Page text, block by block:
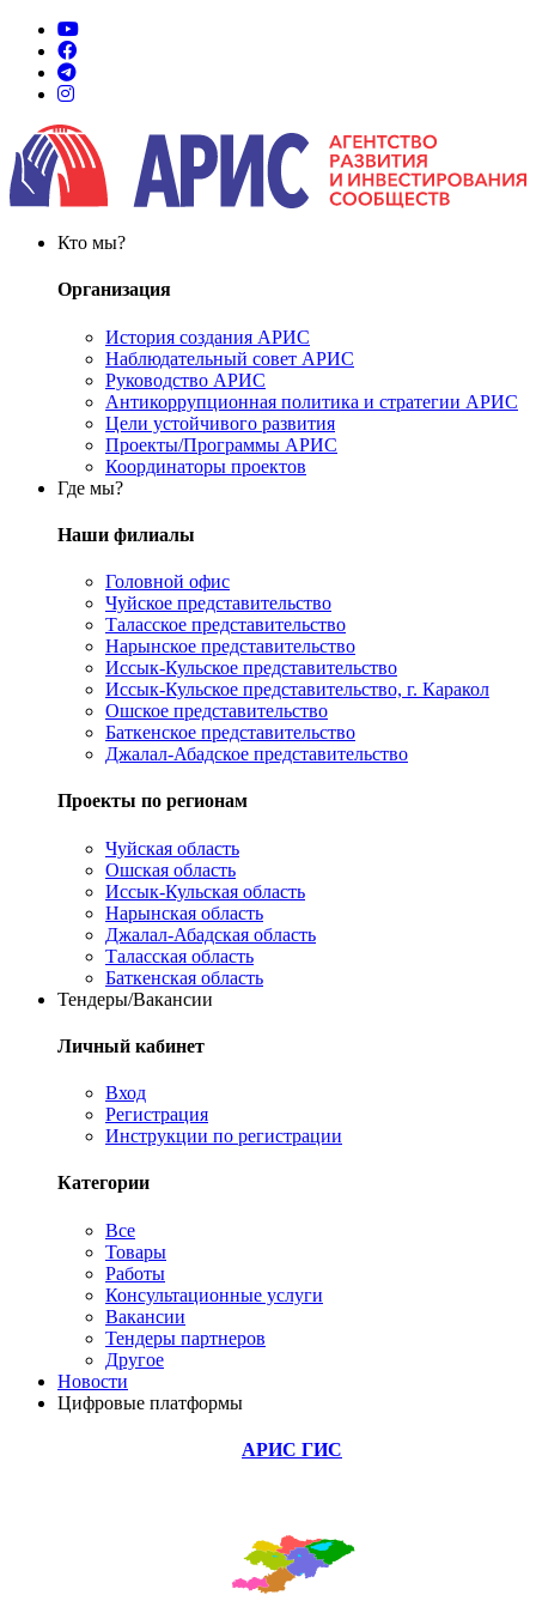
Кто мы?
Организация
История создания АРИС
Наблюдательный совет АРИС
Руководство АРИС
Антикоррупционная политика и стратегии АРИС
Цели устойчивого развития
Проекты/Программы АРИС
Координаторы проектов
Где мы?
Наши филиалы
Головной офис
Чуйское представительство
Таласское представительство
Нарынское представительство
Иссык-Кульское представительство
Иссык-Кульское представительство, г. Каракол
Ошское представительство
Баткенское представительство
Джалал-Абадское представительство
Проекты по регионам
Чуйская область
Ошская область
Иссык-Кульская область
Нарынская область
Джалал-Абадская область
Таласская область
Баткенская область
Тендеры/Вакансии
Личный кабинет
Вход
Регистрация
Инструкции по регистрации
Категории
Все
Товары
Работы
Консультационные услуги
Вакансии
Тендеры партнеров
Другое
Новости
Цифровые платформы
АРИС ГИС